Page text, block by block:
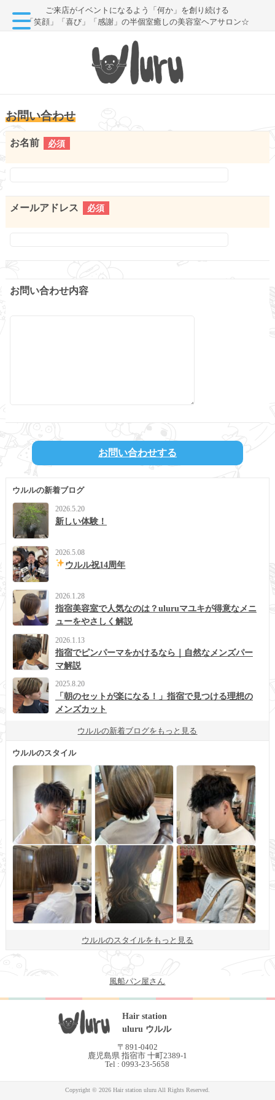
ご来店がイベントになるよう「何か」を創り続ける
「笑顔」「喜び」「感謝」の半個室癒しの美容室ヘアサロン☆
お問い合わせ
お名前 必須
メールアドレス 必須
お問い合わせ内容
ウルルの新着ブログ
2026.5.20
新しい体験！
2026.5.08
ウルル祝14周年
2026.1.28
指宿美容室で人気なのは？uluruマユキが得意なメニ
ューをやさしく解説
2026.1.13
指宿でピンパーマをかけるなら｜自然なメンズパー
マ解説
2025.8.20
「朝のセットが楽になる！」指宿で見つける理想の
メンズカット
ウルルの新着ブログをもっと見る
ウルルのスタイル
ウルルのスタイルをもっと見る
風船パン屋さん
Hair station
uluru ウルル
〒891-0402
鹿児島県 指宿市 十町2389-1
Tel : 0993-23-5658
Copyright © 2026 Hair station uluru All Rights Reserved.